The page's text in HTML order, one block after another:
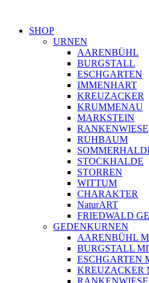
SHOP
URNEN
AARENBÜHL
BURGSTALL
ESCHGARTEN
IMMENHART
KREUZACKER
KRUMMENAU
MARKSTEIN
RANKENWIESE
RUHBAUM
STOCKHALDE
STORREN
WITTUM
CHARAKTER
NaturART
FRIEDWALD
GEDENKURNEN
AARENBÜHL
BURGSTALL
ESCHGARTEN
KREUZACKER